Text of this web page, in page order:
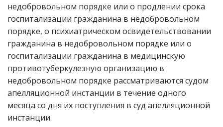
недобровольном порядке или о продлении срока
госпитализации гражданина в недобровольном
порядке, о психиатрическом освидетельствовании
гражданина в недобровольном порядке или о
госпитализации гражданина в медицинскую
противотуберкулезную организацию в
недобровольном порядке рассматриваются судом
апелляционной инстанции в течение одного
месяца со дня их поступления в суд апелляционной
инстанции.